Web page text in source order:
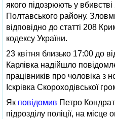
якого підозрюють у
Полтавського району.
відповідно до статті 208
кодексу України.
23 квітня близько 17:00 до
Карлівка надійшло
працівників про чоловіка з
Іскрівка Скороходівської
Як повідомив Петро
підрозділу поліції, на